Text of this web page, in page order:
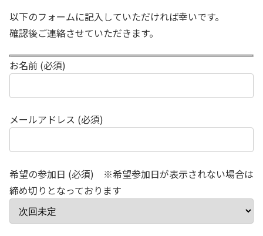
以下のフォームに記入していただければ幸いです。
確認後ご連絡させていただきます。
お名前 (必須)
メールアドレス (必須)
希望の参加日 (必須) ※希望参加日が表示されない場合は
締め切りとなっております